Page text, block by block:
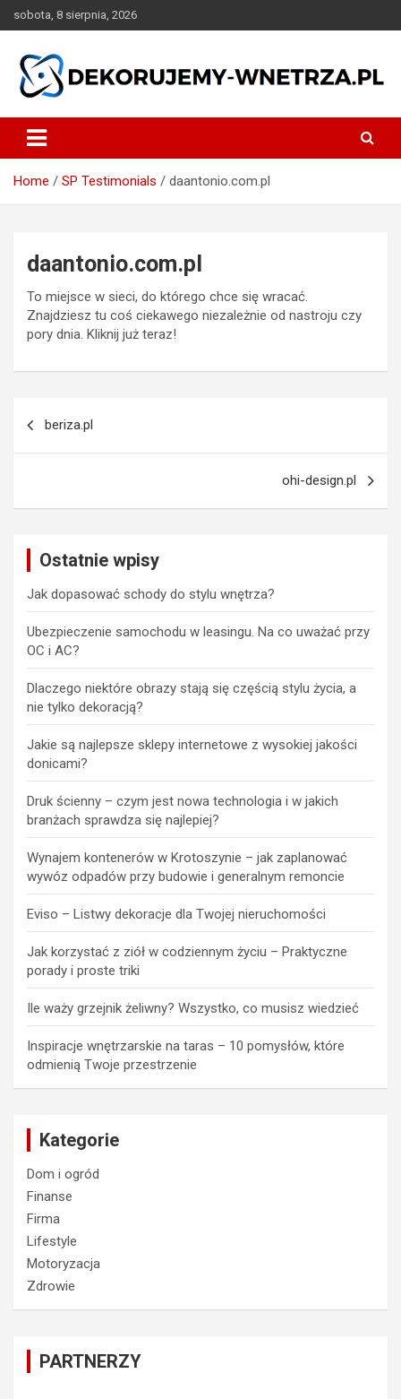
to
sobota, 8 sierpnia, 2026
dekorujemy-wnetrza.pl
Home SP Testimonials daantonio.com.pl
daantonio.com.pl
To miejsce w sieci, do którego chce się wracać.
Znajdziesz tu coś ciekawego niezależnie od nastroju czy
pory dnia. Kliknij już teraz!
beriza.pl
ohi-design.pl
Ostatnie wpisy
Jak dopasować schody do stylu wnętrza?
Ubezpieczenie samochodu w leasingu. Na co uważać przy
OC i AC?
Dlaczego niektóre obrazy stają się częścią stylu życia, a
nie tylko dekoracją?
Jakie są najlepsze sklepy internetowe z wysokiej jakości
donicami?
Druk ścienny – czym jest nowa technologia i w jakich
branżach sprawdza się najlepiej?
Wynajem kontenerów w Krotoszynie – jak zaplanować
wywóz odpadów przy budowie i generalnym remoncie
Eviso – Listwy dekoracje dla Twojej nieruchomości
Jak korzystać z ziół w codziennym życiu – Praktyczne
porady i proste triki
Ile waży grzejnik żeliwny? Wszystko, co musisz wiedzieć
Inspiracje wnętrzarskie na taras – 10 pomysłów, które
odmienią Twoje przestrzenie
Kategorie
Dom i ogród
Finanse
Firma
Lifestyle
Motoryzacja
Zdrowie
PARTNERZY